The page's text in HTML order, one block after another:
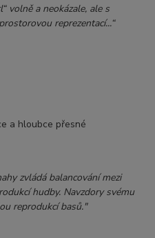
volně a neokázale, ale s
reprezentací...“
a hloubce přesné
zvládá balancování mezi
hudby. Navzdory svému
reprodukcí basů."